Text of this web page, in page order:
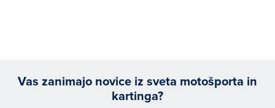
Vas zanimajo novice iz sveta motošporta in
kartinga?